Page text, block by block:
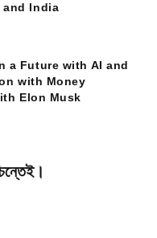
and India
a Future with AI and
with Money
Elon Musk